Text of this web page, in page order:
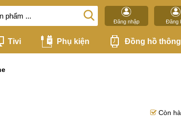
Đăng nhập Đăng
Tivi Phụ kiện Đồng hồ
Còn